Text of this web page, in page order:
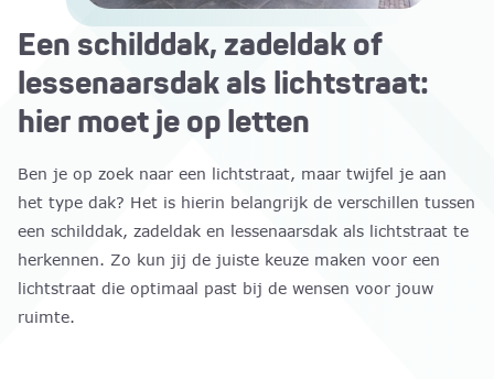
Een schilddak, zadeldak of
lessenaarsdak als lichtstraat:
hier moet je op letten
Ben je op zoek naar een lichtstraat, maar twijfel je aan
het type dak? Het is hierin belangrijk de verschillen tussen
een schilddak, zadeldak en lessenaarsdak als lichtstraat te
herkennen. Zo kun jij de juiste keuze maken voor een
lichtstraat die optimaal past bij de wensen voor jouw
ruimte.